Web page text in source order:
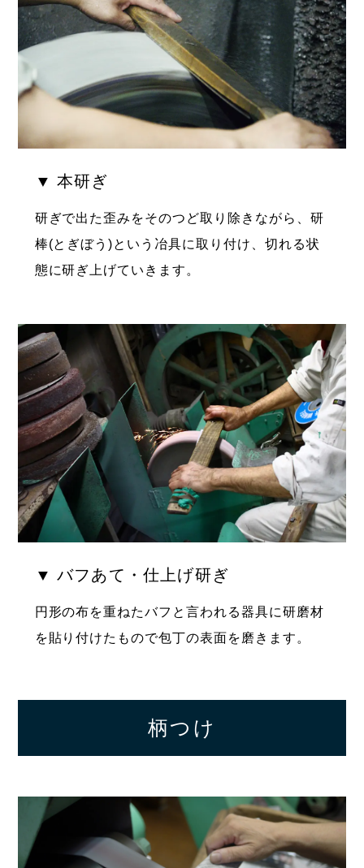
▼ 本研ぎ
研ぎで出た歪みをそのつど取り除きながら、研
棒(とぎぼう)という冶具に取り付け、切れる状
態に研ぎ上げていきます。
▼ バフあて・仕上げ研ぎ
円形の布を重ねたバフと言われる器具に研磨材
を貼り付けたもので包丁の表面を磨きます。
柄つけ